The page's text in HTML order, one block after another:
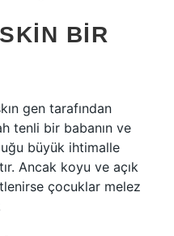
BIR
gen tarafından
tenli bir babanın ve
büyük ihtimalle
Ancak koyu ve açık
çocuklar melez